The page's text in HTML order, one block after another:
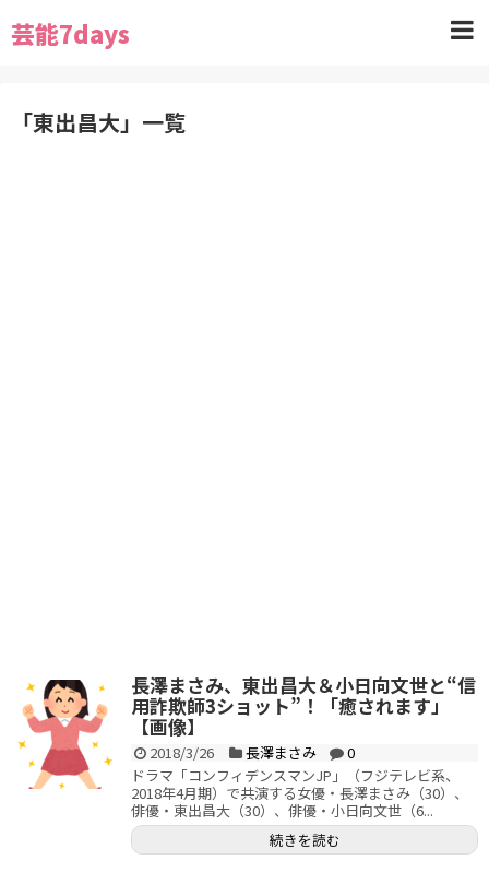
芸能7days
「東出昌大」 一覧
長澤まさみ、東出昌大＆小日向文世と“信
用詐欺師3ショット”！「癒されます」
【画像】
2018/3/26 長澤まさみ
0
ドラマ「コンフィデンスマンJP」（フジテレビ系、
2018年4月期）で共演する女優・長澤まさみ（30）、
俳優・東出昌大（30）、俳優・小日向文世（6...
続きを読む